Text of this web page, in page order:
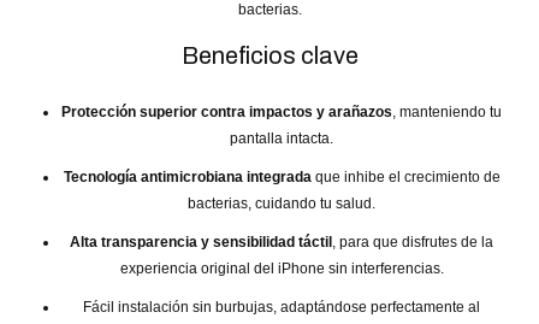
bacterias.
Beneficios clave
Protección superior contra impactos y arañazos, manteniendo tu
pantalla intacta.
Tecnología antimicrobiana integradaque inhibe el crecimiento de
bacterias, cuidando tu salud.
Alta transparencia y sensibilidad táctil , para que disfrutes de la
experiencia original del iPhone sin interferencias.
Fácil instalación sin burbujas, adaptándose perfectamente al